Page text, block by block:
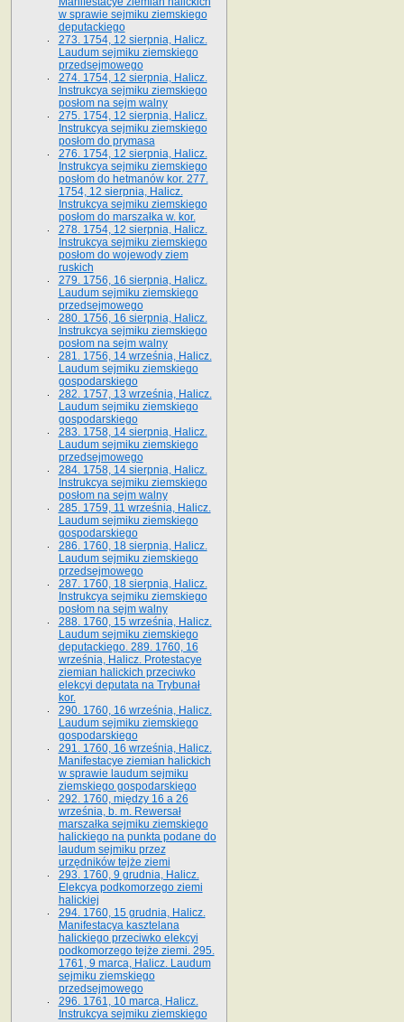
w sprawie sejmiku ziemskiego
deputackiego
273. 1754, 12 sierpnia, Halicz.
Laudum sejmiku ziemskiego
przedsejmowego
274. 1754, 12 sierpnia, Halicz.
Instrukcya sejmiku ziemskiego
posłom na sejm walny
275. 1754, 12 sierpnia, Halicz.
Instrukcya sejmiku ziemskiego
posłom do prymasa
276. 1754, 12 sierpnia, Halicz.
Instrukcya sejmiku ziemskiego
posłom do hetmanów kor. 277.
1754, 12 sierpnia, Halicz.
Instrukcya sejmiku ziemskiego
posłom do marszałka w. kor.
278. 1754, 12 sierpnia, Halicz.
Instrukcya sejmiku ziemskiego
posłom do wojewody ziem
ruskich
279. 1756, 16 sierpnia, Halicz.
Laudum sejmiku ziemskiego
przedsejmowego
280. 1756, 16 sierpnia, Halicz.
Instrukcya sejmiku ziemskiego
posłom na sejm walny
281. 1756, 14 września, Halicz.
Laudum sejmiku ziemskiego
gospodarskiego
282. 1757, 13 września, Halicz.
Laudum sejmiku ziemskiego
gospodarskiego
283. 1758, 14 sierpnia, Halicz.
Laudum sejmiku ziemskiego
przedsejmowego
284. 1758, 14 sierpnia, Halicz.
Instrukcya sejmiku ziemskiego
posłom na sejm walny
285. 1759, 11 września, Halicz.
Laudum sejmiku ziemskiego
gospodarskiego
286. 1760, 18 sierpnia, Halicz.
Laudum sejmiku ziemskiego
przedsejmowego
287. 1760, 18 sierpnia, Halicz.
Instrukcya sejmiku ziemskiego
posłom na sejm walny
288. 1760, 15 września, Halicz.
Laudum sejmiku ziemskiego
deputackiego. 289. 1760, 16
września, Halicz. Protestacye
ziemian halickich przeciwko
elekcyi deputata na Trybunał
kor.
290. 1760, 16 września, Halicz.
Laudum sejmiku ziemskiego
gospodarskiego
291. 1760, 16 września, Halicz.
Manifestacye ziemian halickich
w sprawie laudum sejmiku
ziemskiego gospodarskiego
292. 1760, między 16 a 26
września, b. m. Rewersał
marszałka sejmiku ziemskiego
halickiego na punkta podane do
laudum sejmiku przez
urzędników tejże ziemi
293. 1760, 9 grudnia, Halicz.
Elekcya podkomorzego ziemi
halickiej
294. 1760, 15 grudnia, Halicz.
Manifestacya kasztelana
halickiego przeciwko elekcyi
podkomorzego tejże ziemi. 295.
1761, 9 marca, Halicz. Laudum
sejmiku ziemskiego
przedsejmowego
296. 1761, 10 marca, Halicz.
Instrukcya sejmiku ziemskiego